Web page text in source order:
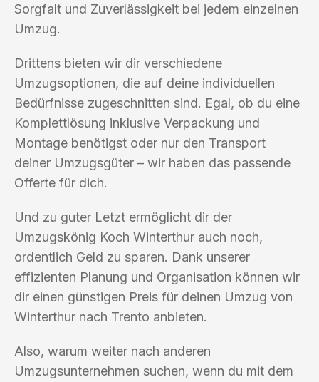
Sorgfalt und Zuverlässigkeit bei jedem einzelnen
Umzug.
Drittens bieten wir dir verschiedene
Umzugsoptionen, die auf deine individuellen
Bedürfnisse zugeschnitten sind. Egal, ob du eine
Komplettlösung inklusive Verpackung und
Montage benötigst oder nur den Transport
deiner Umzugsgüter – wir haben das passende
Offerte für dich.
Und zu guter Letzt ermöglicht dir der
Umzugskönig Koch Winterthur auch noch,
ordentlich Geld zu sparen. Dank unserer
effizienten Planung und Organisation können wir
dir einen günstigen Preis für deinen Umzug von
Winterthur nach Trento anbieten.
Also, warum weiter nach anderen
Umzugsunternehmen suchen, wenn du mit dem